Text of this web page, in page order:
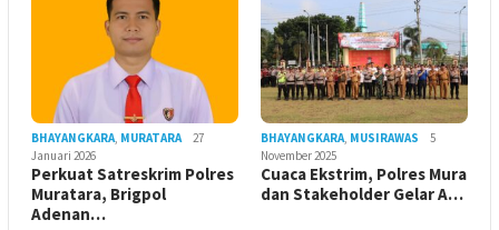
BHAYANGKARA, MURATARA
27
Januari 2026
Perkuat Satreskrim Polres
Muratara, Brigpol
Adenan…
BHAYANGKARA, MUSIRAWAS
5
November 2025
Cuaca Ekstrim, Polres Mura
dan Stakeholder Gelar A…